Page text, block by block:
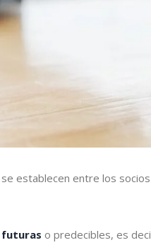
establecen entre los socios
futuras o predecibles, es